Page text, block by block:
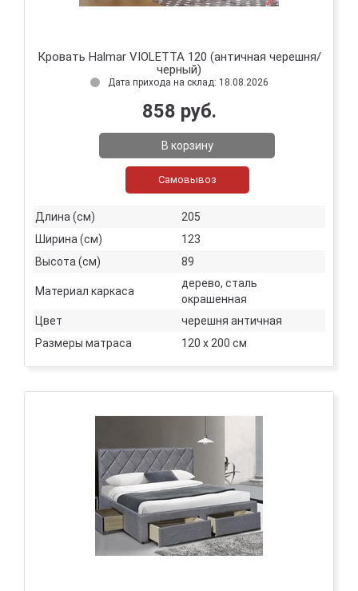
Кровать Halmar VIOLETTA 120 (античная черешня/
черный)
Дата прихода на склад: 18.08.2026
858 руб.
В корзину
Самовывоз
Длина (см)
205
Ширина (см)
123
Высота (см)
89
Материал каркаса
дерево, сталь
окрашенная
Цвет
черешня античная
Размеры матраса
120 х 200 см